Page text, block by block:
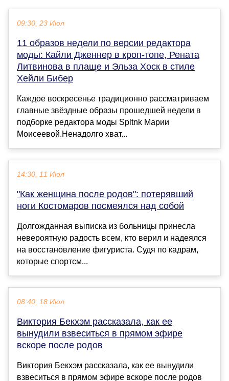
09:30, 23 Июл
11 образов недели по версии редактора
моды: Кайли Дженнер в кроп-топе, Рената
Литвинова в плаще и Эльза Хоск в стиле
Хейли Бибер
Каждое воскресенье традиционно рассматриваем
главные звёздные образы прошедшей недели в
подборке редактора моды Spltnk Марии
Моисеевой.Ненадолго хват...
14:30, 11 Июл
"Как женщина после родов": потерявший
ноги Костомаров посмеялся над собой
Долгожданная выписка из больницы принесла
невероятную радость всем, кто верил и надеялся
на восстановление фигуриста. Судя по кадрам,
которые спортсм...
08:40, 18 Июл
Виктория Бекхэм рассказала, как ее
вынудили взвеситься в прямом эфире
вскоре после родов
Виктория Бекхэм рассказала, как ее вынудили
взвеситься в прямом эфире вскоре после родов